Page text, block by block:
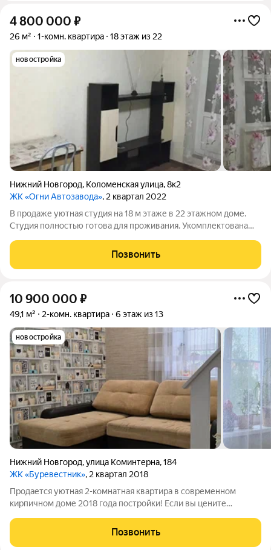
4 800 000 ₽
26 м² 1-комн. квартира 18 этаж из 22
новостройка
Нижний Новгород, Коломенская улица,8к2
ЖК «Огни Автозавода», 2 квартал 2022
В продаже уютная студия на 18 м этаже в 22 этажном доме.
Студия полностью готова для проживания. Укомплектована
расположен в тихом районе с хорошей транспортной
доступностью и развитой
Позвонить
10 900 000 ₽
49,1 м² 2-комн. квартира 6 этаж из 13
новостройка
Нижний Новгород,улица Коминтерна,184
ЖК «Буревестник», 2 квартал 2018
Продается уютная 2-комнатная квартира в современном
кирпичном доме 2018 года постройки! Если вы цените
квартира с современным
Позвонить